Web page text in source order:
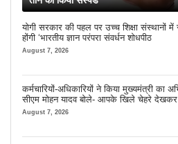
योगी सरकार की पहल पर उच्च शिक्षा संस्थानों में
होंगी ‘भारतीय ज्ञान परंपरा संवर्धन शोधपीठ
August 7, 2026
कर्मचारियों-अधिकारियों ने किया मुख्यमंत्री का
सीएम मोहन यादव बोले- आपके खिले चेहरे
आता है
August 7, 2026